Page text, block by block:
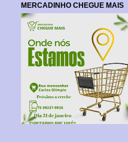
MERCADINHO CHEGUE MAIS